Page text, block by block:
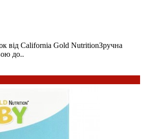
від California Gold NutritionЗручна
до..